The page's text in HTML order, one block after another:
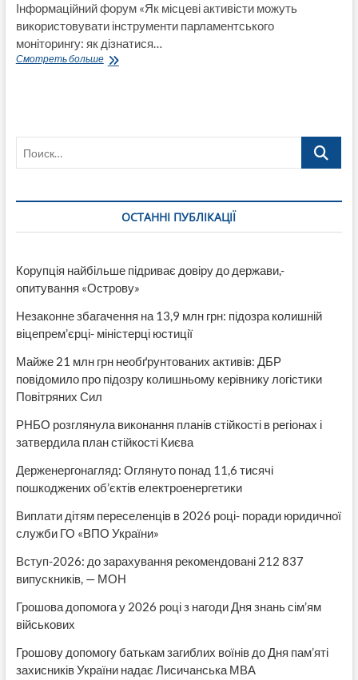
Інформаційний форум «Як місцеві активісти можуть
використовувати інструменти парламентського
моніторингу: як дізнатися…
Смотреть больше3
депутата»
Поиск…
ОСТАННІ ПУБЛІКАЦІЇ
Корупція найбільше підриває довіру до держави,-
опитування «Острову»
Незаконне збагачення на 13,9 млн грн: підозра колишній
віцепрем’єрці- міністерці юстиції
Майже 21 млн грн необґрунтованих активів: ДБР
повідомило про підозру колишньому керівнику логістики
Повітряних Сил
РНБО розглянула виконання планів стійкості в регіонах і
затвердила план стійкості Києва
Держенергонагляд: Оглянуто понад 11,6 тисячі
пошкоджених об’єктів електроенергетики
Виплати дітям переселенців в 2026 році- поради юридичної
служби ГО «ВПО України»
Вступ-2026: до зарахування рекомендовані 212 837
випускників, — МОН
Грошова допомога у 2026 році з нагоди Дня знань сім’ям
військових
Грошову допомогу батькам загиблих воїнів до Дня пам’яті
захисників України надає Лисичанська МВА